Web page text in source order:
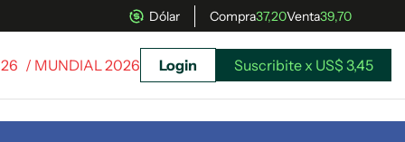
Dólar Compra37,20Venta39,70
/ MUNDIAL 2026 Login Suscribite x US$ 3,45